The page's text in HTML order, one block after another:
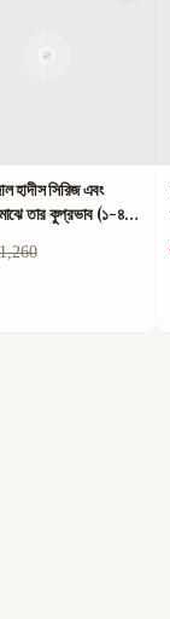
মালিক (প্যাকেজ ২
1,190